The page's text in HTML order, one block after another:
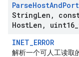
ParseHostAndPort
StringLen ,
HostLen , uint16
INET_ERROR
解析一个可人工读取